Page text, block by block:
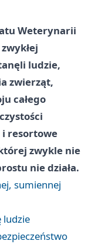
Weterynarii
ludzie,
zwierząt,
całego
i resortowe
zwykle nie
nie działa.
sumiennej
ludzie